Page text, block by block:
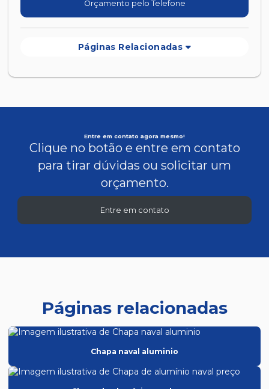
Orçamento pelo Telefone
Páginas Relacionadas
Entre em contato agora mesmo!
Clique no botão e entre em contato
para tirar dúvidas ou solicitar um
orçamento.
Entre em contato
Páginas relacionadas
Chapa naval aluminio